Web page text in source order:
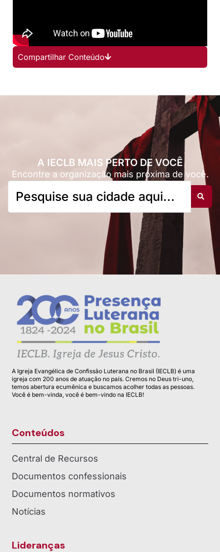
Compartilhar Conteúdo
A IECLB MAIS PERTO DE VOCÊ
Encontre a organização mais próxima de você.
A Igreja Evangélica de Confissão Luterana no Brasil (IECLB) é uma
igreja com 200 anos de atuação no país. Cremos no Deus tri-uno,
temos abertura ecumênica e buscamos acolher todas as pessoas.
Você é bem-vinda, você é bem-vindo na IECLB!
Conteúdos
Central de Recursos
Documentos confessionais
Documentos normativos
Notícias
Lideranças